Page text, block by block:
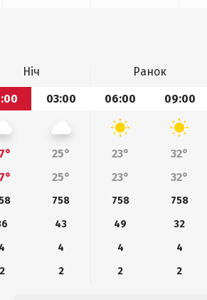
Ніч Ранок
03:00 06:00 09:00
25° 23° 32°
25° 23° 32°
758 758 758
43 49 32
4
4 4 4
2
2 2 2